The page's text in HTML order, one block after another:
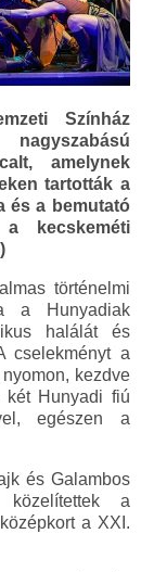
Színház
amelynek
tartották a
és a bemutató
kecskeméti
történelmi
a Hunyadiak
halálát és
cselekményt a
kezdve
két Hunyadi fiú
egészen a
és Galambos
a
a XXI.